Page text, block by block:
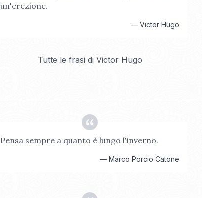
un'erezione.
— Victor Hugo
Tutte le frasi di Victor Hugo
Pensa sempre a quanto è lungo l'inverno.
— Marco Porcio Catone